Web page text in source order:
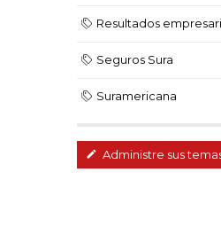
Resultados
Seguros Sura
Suramericana
Administre sus